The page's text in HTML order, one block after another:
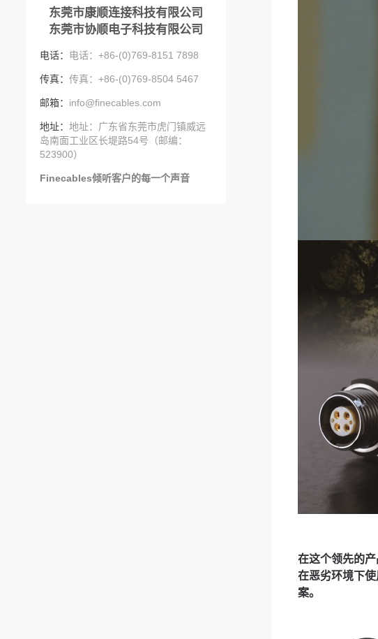
东莞市康顺连接科技有限公司
东莞市协顺电子科技有限公司
电话： 电话：+86-(0)769-8151 7898
传真： 传真：+86-(0)769-8504 5467
邮箱： info@finecables.com
地址： 地址：广东省东莞市虎门镇威远
岛南面工业区长堤路54号（邮编：
523900）
Finecables倾听客户的每一个声音
在这个领先的
在恶劣环境下
案。